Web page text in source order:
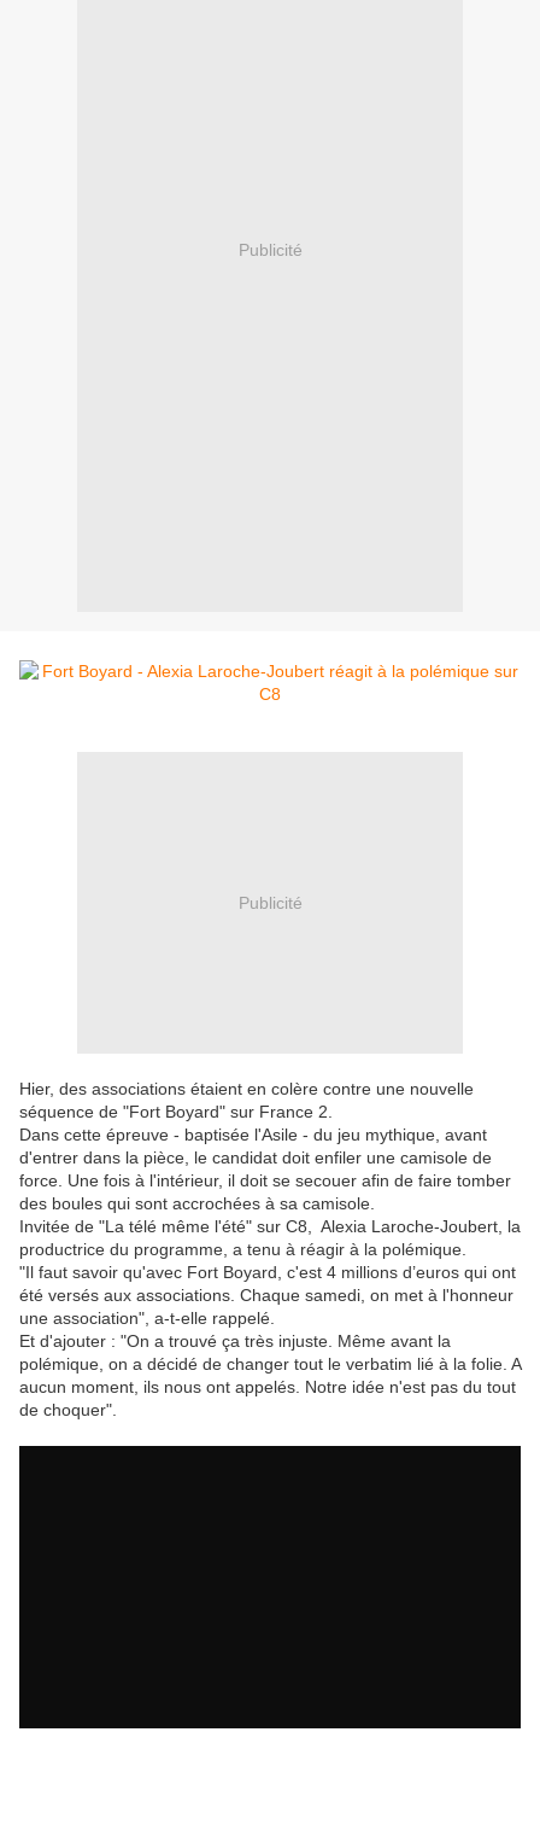
Publicité
Publicité
Hier, des associations étaient en colère contre une nouvelle
séquence de "Fort Boyard" sur France 2.
Dans cette épreuve - baptisée l'Asile - du jeu mythique, avant
d'entrer dans la pièce, le candidat doit enfiler une camisole de
force. Une fois à l'intérieur, il doit se secouer afin de faire tomber
des boules qui sont accrochées à sa camisole.
Invitée de "La télé même l'été" sur C8, Alexia Laroche-Joubert, la
productrice du programme, a tenu à réagir à la polémique.
"Il faut savoir qu'avec Fort Boyard, c'est 4 millions d’euros qui ont
été versés aux associations. Chaque samedi, on met à l'honneur
une association", a-t-elle rappelé.
Et d'ajouter : "On a trouvé ça très injuste. Même avant la
polémique, on a décidé de changer tout le verbatim lié à la folie. A
aucun moment, ils nous ont appelés. Notre idée n'est pas du tout
de choquer".